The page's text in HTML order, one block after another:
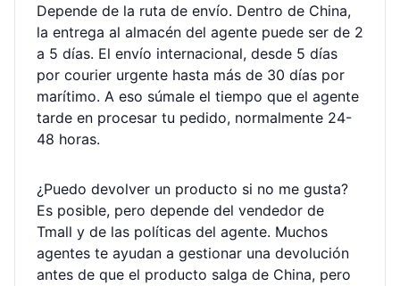
Depende de la ruta de envío. Dentro de China,
la entrega al almacén del agente puede ser de 2
a 5 días. El envío internacional, desde 5 días
por courier urgente hasta más de 30 días por
marítimo. A eso súmale el tiempo que el agente
tarde en procesar tu pedido, normalmente 24-
48 horas.
¿Puedo devolver un producto si no me gusta?
Es posible, pero depende del vendedor de
Tmall y de las políticas del agente. Muchos
agentes te ayudan a gestionar una devolución
antes de que el producto salga de China, pero